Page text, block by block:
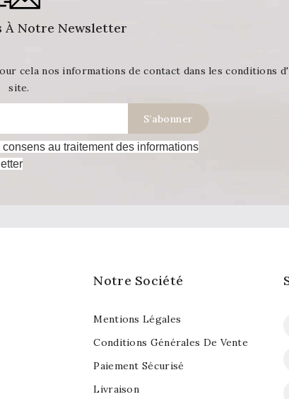
À Notre Newsletter
cela nos informations de contact dans les conditions
site.
au traitement des informations
Notre Société
Mentions Légales
Conditions Générales De Vente
Paiement Sécurisé
Livraison